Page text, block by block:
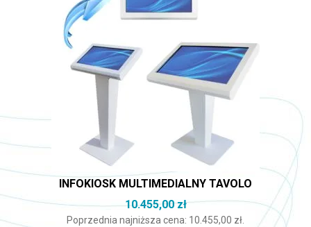
INFOKIOSK MULTIMEDIALNY TAVOLO
10.455,00zł
Poprzednia najniższa cena: 10.455,00 zł.